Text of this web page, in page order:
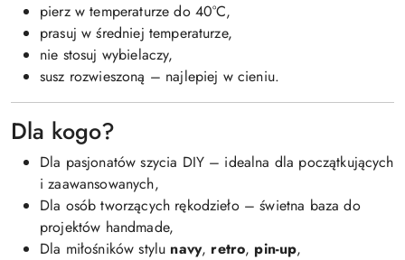
pierz w temperaturze do 40°C,
prasuj w średniej temperaturze,
nie stosuj wybielaczy,
susz rozwieszoną – najlepiej w cieniu.
Dla kogo?
Dla pasjonatów szycia DIY – idealna dla początkujących
i zaawansowanych,
Dla osób tworzących rękodzieło – świetna baza do
projektów handmade,
Dla miłośników stylu navy, retro, pin-up,